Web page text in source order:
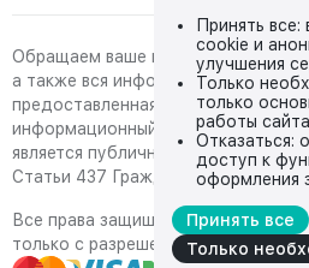
Обращаем ваше внимание на то,
а также вся информация о товарах
предоставленная на нём, носит
информационный характер и ни при
является публичной офертой,
Статьи 437 Гражданского кодекса
Все права защищены, любое
только с разрешения владельца
Принять
cookie и
улучшения
Только
только
работы
Отказаться:
доступ к
оформления
Принять все
Только